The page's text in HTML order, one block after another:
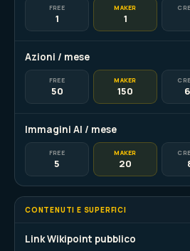
FREE
1
MAKER
1
Azioni / mese
FREE
50
MAKER
150
Immagini AI / mese
FREE
5
MAKER
20
CONTENUTI E SUPERFICI
Link Wikipoint pubblico